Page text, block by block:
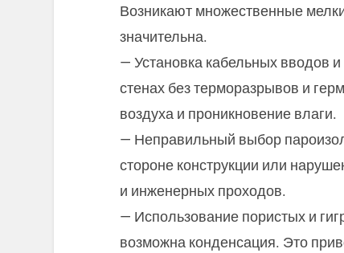
Возникают множественные
значительна.
— Установка кабельных вводов
стенах без терморазрывов и
воздуха и проникновение влаги.
— Неправильный выбор
стороне конструкции или
и инженерных проходов.
— Использование пористых и
возможна конденсация. Это